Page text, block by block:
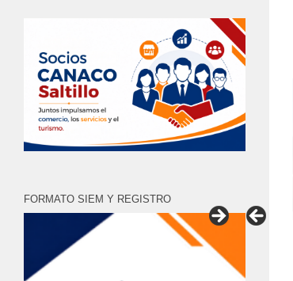
FORMATO SIEM Y REGISTRO